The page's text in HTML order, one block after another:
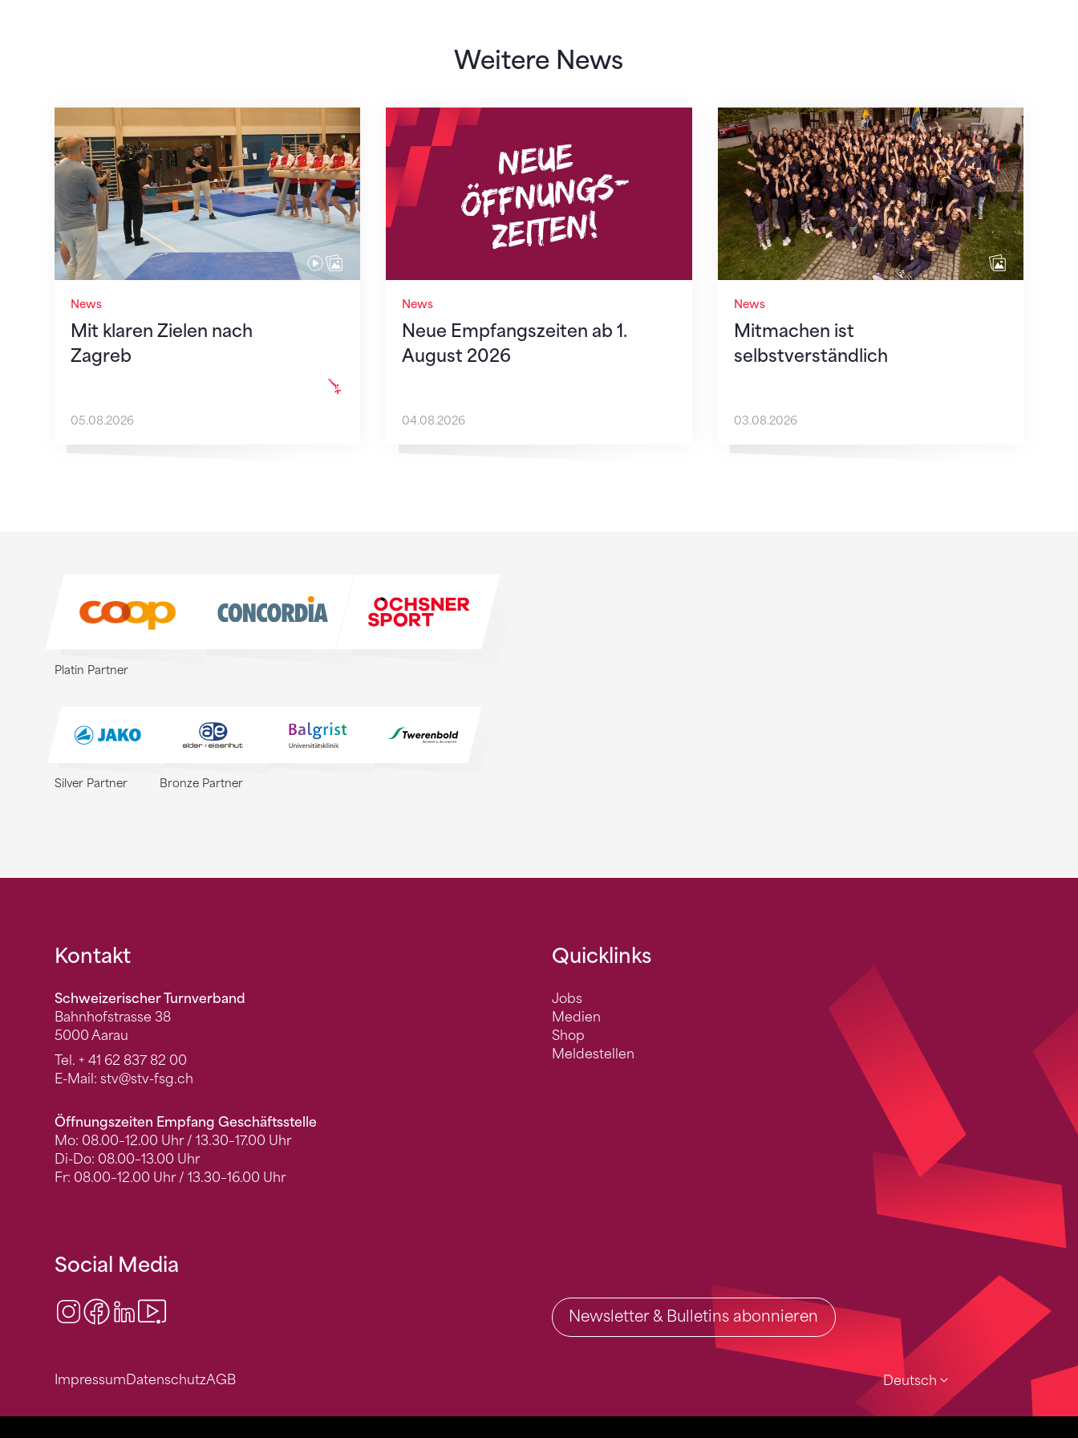
Weitere News
News
Mit klaren Zielen nach
Zagreb
Mit klaren Zielen nach Zagreb
05.08.2026
News
Neue Empfangszeiten ab 1.
August 2026
Neue Empfangszeiten ab 1. August 2026
04.08.2026
News
Mitmachen ist
selbstverständlich
Mitmachen ist selbstverständlich
03.08.2026
Platin Partner
Silver Partner Bronze Partner
Fusszeile
Kontakt
Schweizerischer Turnverband
Bahnhofstrasse 38
5000 Aarau
Tel. + 41 62 837 82 00
E-Mail: stv@stv-fsg.ch
Öffnungszeiten Empfang Geschäftsstelle
Mo: 08.00–12.00 Uhr / 13.30–17.00 Uhr
Di-Do: 08.00–13.00 Uhr
Fr: 08.00–12.00 Uhr / 13.30–16.00 Uhr
Quicklinks
Jobs
Medien
Shop
Meldestellen
Deutsch
Social Media
Instagram
Facebook
LinkedIn Newsletter & Bulletins abonnieren
ImpressumDatenschutzAGB